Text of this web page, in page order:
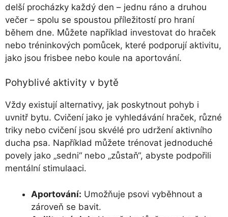
delší procházky každý den – jednu ráno a druhou
večer – spolu se spoustou příležitostí pro hraní
během dne. Můžete například investovat do hraček
nebo tréninkových pomůcek, které podporují aktivitu,
jako jsou frisbee nebo koule na aportování.
Pohyblivé aktivity v bytě
Vždy existují alternativy, jak poskytnout pohyb i
uvnitř bytu. Cvičení jako je vyhledávání hraček, různé
triky nebo cvičení jsou skvélé pro udržení aktivního
ducha psa. Například můžete trénovat jednoduché
povely jako „sedni“ nebo „zůstaň“, abyste podpořili
mentální stimulaaci.
Aportování: Umožňuje psovi vyběhnout a
zároveň se bavit.